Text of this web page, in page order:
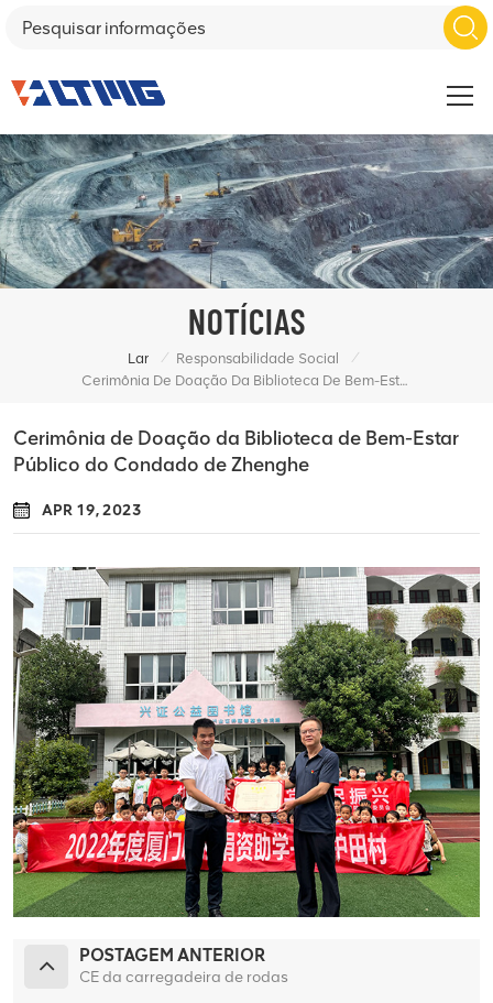
NOTÍCIAS
Lar / Responsabilidade Social
/
Cerimônia De Doação Da Biblioteca De Bem-Estar Público Do Condado De Zhenghe
Cerimônia de Doação da Biblioteca de Bem-Estar
Público do Condado de Zhenghe
APR 19, 2023
POSTAGEM ANTERIOR
CE da carregadeira de rodas